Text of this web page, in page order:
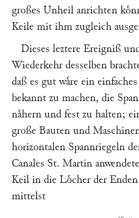
großes Unheil anrichten
Keile mit ihm zugleich
Dieses leztere Ereigniß
Wiederkehr desselben
daß es gut waͤre ein
bekannt zu machen, die
naͤhern und fest zu halten;
große Bauten und
horizontalen Spannriegeln
Canales St. Martin
Keil in die Loͤcher der
mittelst